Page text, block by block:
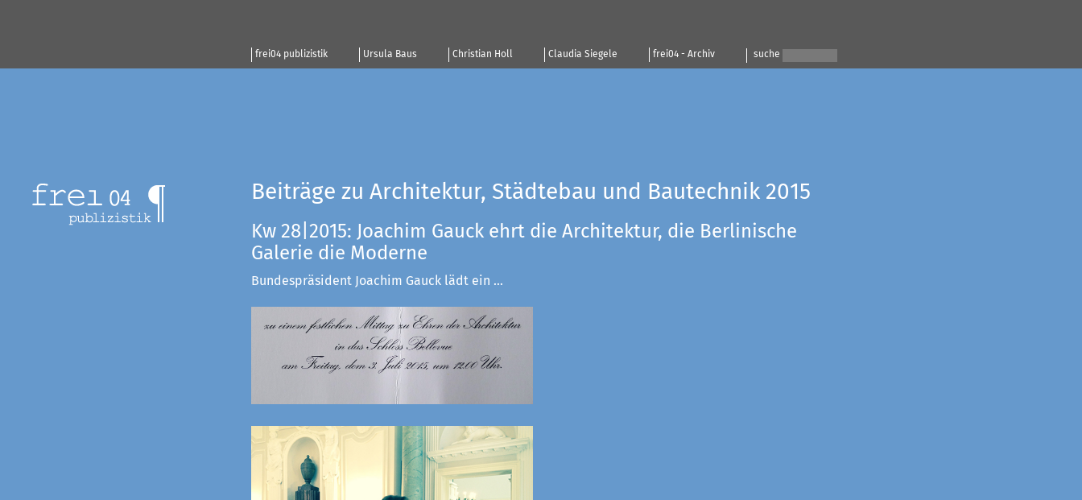
frei04 publizistik Ursula Baus Christian Holl Claudia Siegele frei04 - Archiv suche
Beiträge zu Architektur, Städtebau und Bautechnik 2015
Kw 28|2015: Joachim Gauck ehrt die Architektur, die Berlinische
Galerie die Moderne
Bundespräsident Joachim Gauck lädt ein ...